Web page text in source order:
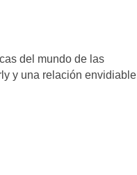
del mundo de las
y una relación